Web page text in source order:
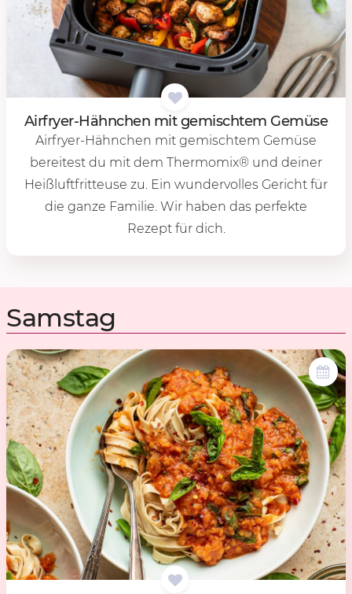
Air­fryer-Hähn­chen mit ge­misch­tem Ge­mü­se
Airfryer-Hähnchen mit gemischtem Gemüse
bereitest du mit dem Thermomix® und deiner
Heißluftfritteuse zu. Ein wundervolles Gericht für
die ganze Familie. Wir haben das perfekte
Rezept für dich.
Samstag